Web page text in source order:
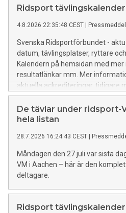
Ridsport
4.8.2026 22:35:48 CEST
Svenska Ridsportförbundet -
datum, tävlingsplatser, ryttare
Kalendern på hemsidan med
resultatlänkar mm. Mer
aktuella ackrediteringar, tidigare
rekord mm finns HÄR.
De tävlar under ridsport-
hela listan
28.7.2026 16:24:43 CEST
Måndagen den 27 juli var sista
VM i Aachen – här är den
deltagare.
Ridsport